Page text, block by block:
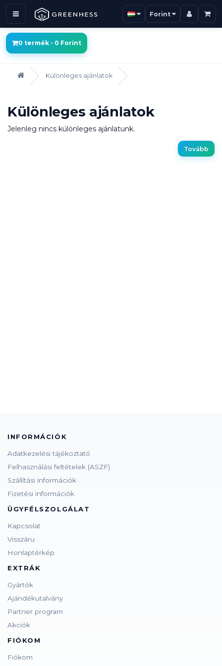
Forint
0 termék - 0 Forint
Különleges ajánlatok
Különleges ajánlatok
Jelenleg nincs különleges ajánlatunk.
Tovább
INFORMÁCIÓK
Adatkezelési tájékoztató
Felhasználási feltételek (ASZF)
Szállítási információk
Fizetési információk
ÜGYFÉLSZOLGÁLAT
Kapcsolat
Visszáru
Honlaptérkép
EXTRÁK
Gyártók
Ajándékutalvány
Partner program
Akciók
FIÓKOM
Fiókom